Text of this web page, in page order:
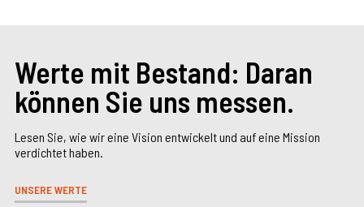
Werte mit Bestand: Daran
können Sie uns messen.
Lesen Sie, wie wir eine Vision entwickelt und auf eine Mission
verdichtet haben.
UNSERE WERTE